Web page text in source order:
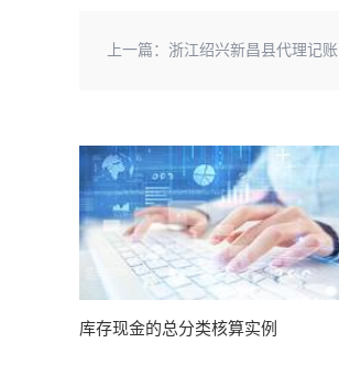
上一篇： 浙江绍兴新昌县代理记账
库存现金的总分类核算实例